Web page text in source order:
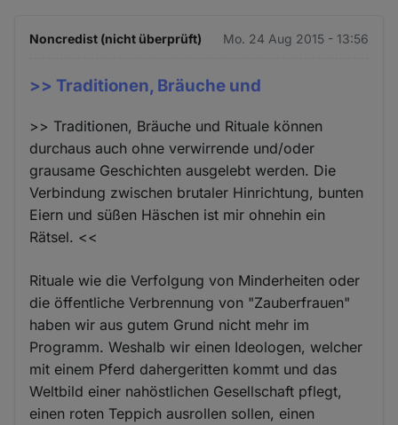
Noncredist (nicht überprüft) Mo. 24 Aug 2015 - 13:56
>> Traditionen, Bräuche und
>> Traditionen, Bräuche und Rituale können
durchaus auch ohne verwirrende und/oder
grausame Geschichten ausgelebt werden. Die
Verbindung zwischen brutaler Hinrichtung, bunten
Eiern und süßen Häschen ist mir ohnehin ein
Rätsel. <<
Rituale wie die Verfolgung von Minderheiten oder
die öffentliche Verbrennung von "Zauberfrauen"
haben wir aus gutem Grund nicht mehr im
Programm. Weshalb wir einen Ideologen, welcher
mit einem Pferd dahergeritten kommt und das
Weltbild einer nahöstlichen Gesellschaft pflegt,
einen roten Teppich ausrollen sollen, einen